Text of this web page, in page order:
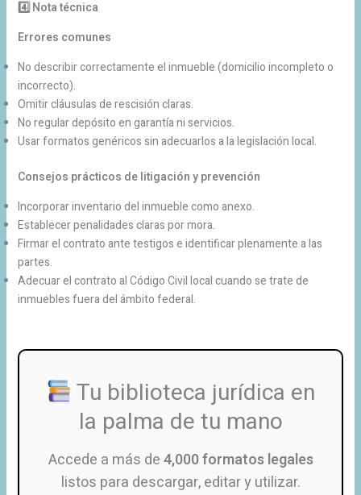
4️Nota técnica
Errores comunes
No describir correctamente el inmueble (domicilio incompleto o
incorrecto).
Omitir cláusulas de rescisión claras.
No regular depósito en garantía ni servicios.
Usar formatos genéricos sin adecuarlos a la legislación local.
Consejos prácticos de litigación y prevención
Incorporar inventario del inmueble como anexo.
Establecer penalidades claras por mora.
Firmar el contrato ante testigos e identificar plenamente a las
partes.
Adecuar el contrato al Código Civil local cuando se trate de
inmuebles fuera del ámbito federal.
Tu biblioteca jurídica en
la palma de tu mano
Accede a más de4,000 formatos legales
listos para descargar, editar y utilizar.